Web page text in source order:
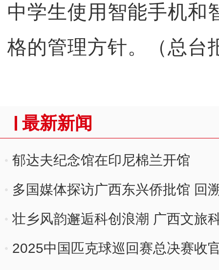
中学生使用智能手机和
格的管理方针。（总台
最新新闻
郁达夫纪念馆在印尼棉兰开馆
多国媒体探访广西东兴侨批馆 回
壮乡风韵邂逅科创浪潮 广西文旅
2025中国匹克球巡回赛总决赛收